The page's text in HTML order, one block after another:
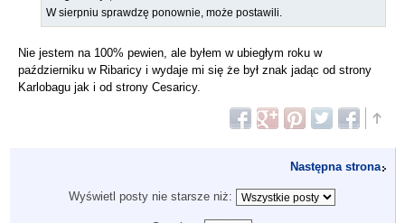
W sierpniu sprawdzę ponownie, może postawili.
Nie jestem na 100% pewien, ale byłem w ubiegłym roku w
październiku w Ribaricy i wydaje mi się że był znak jadąc od strony
Karlobagu jak i od strony Cesaricy.
Następna strona
Wyświetl posty nie starsze niż: